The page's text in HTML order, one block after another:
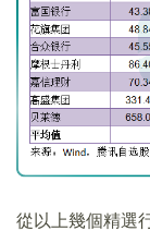
從以上幾個精選